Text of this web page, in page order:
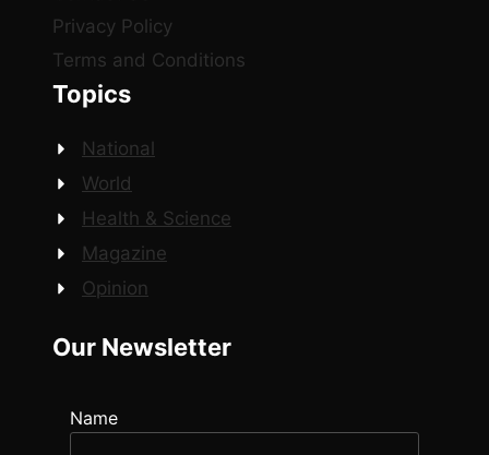
Privacy Policy
Terms and Conditions
Topics
National
World
Health & Science
Magazine
Opinion
Our Newsletter
Name